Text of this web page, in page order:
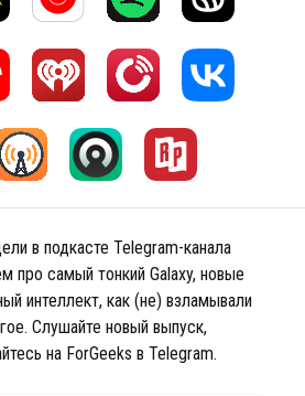
в подкасте Telegram-канала
про самый тонкий Galaxy, новые
интеллект, как (не) взламывали
Слушайте новый выпуск,
на ForGeeks в Telegram.